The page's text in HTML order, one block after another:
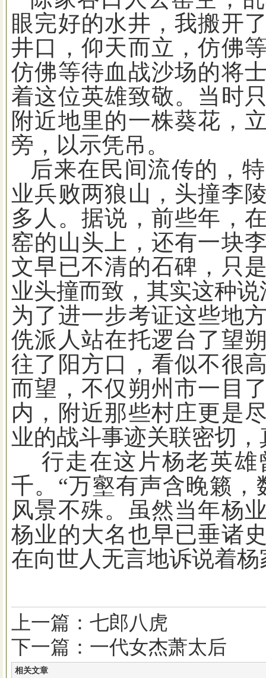
眼完好的水井，我搬开
井口，仰天而立，仿佛
仿佛等待血战沙场的将
着这位英雄致敬。当时
附近地里的一株葵花，
旁，以示凭吊。
后来在民间流传的，
业兵败两狼山，头撞李
多人。据说，前些年，
窑的山头上，还有一块
文早已不清的石碑，只
业头撞而致，其实这种
为了进一步考证这些地
侁派人站在托逻台了望
往了阳方口，看似不很
而望，不仅朔州市一目
内，附近那些村庄更是
业的战斗事迹关联密切
行走在这片杨老英
千。 “万壑有声含晚籁，
风景不殊。虽然当年杨
杨业的大名也早已垂诸
在向世人无言地诉说着
上一篇：七郎八虎
下一篇：一代女杰萧太后
相关文章